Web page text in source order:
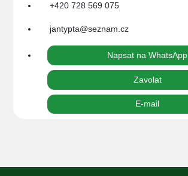
+420 728 569 075
jantypta@seznam.cz
Napsat na WhatsApp
Zavolat
E-mail